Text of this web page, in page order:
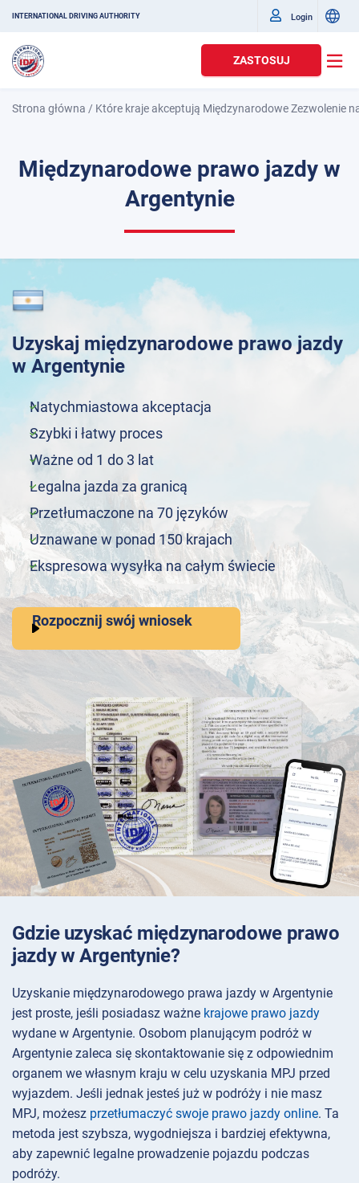
INTERNATIONAL DRIVING AUTHORITY Login
ZASTOSUJ
Strona główna / Które kraje akceptują Międzynarodowe Zezwolenie
Międzynarodowe prawo jazdy w
Argentynie
Uzyskaj międzynarodowe prawo jazdy
w Argentynie
Natychmiastowa akceptacja
Szybki i łatwy proces
Ważne od 1 do 3 lat
Legalna jazda za granicą
Przetłumaczone na 70 języków
Uznawane w ponad 150 krajach
Ekspresowa wysyłka na całym świecie
Rozpocznij swój wniosek
Gdzie uzyskać międzynarodowe prawo
jazdy w Argentynie?
Uzyskanie międzynarodowego prawa jazdy w Argentynie
jest proste, jeśli posiadasz ważne krajowe prawo jazdy
wydane w Argentynie. Osobom planującym podróż w
Argentynie zaleca się skontaktowanie się z odpowiednim
organem we własnym kraju w celu uzyskania MPJ przed
wyjazdem. Jeśli jednak jesteś już w podróży i nie masz
MPJ, możesz przetłumaczyć swoje prawo jazdy online. Ta
metoda jest szybsza, wygodniejsza i bardziej efektywna,
aby zapewnić legalne prowadzenie pojazdu podczas
podróży.